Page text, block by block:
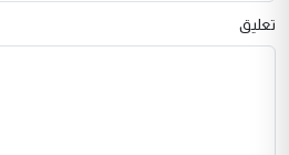
تعليق